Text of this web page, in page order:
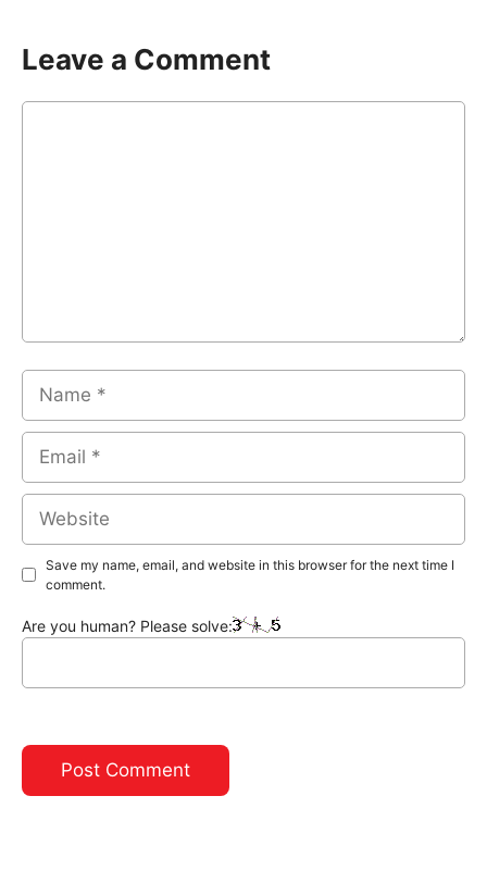
Leave a Comment
Comment
Name
Email
Website
Save my name, email, and website in this browser for the next time I
comment.
Are you human? Please solve: